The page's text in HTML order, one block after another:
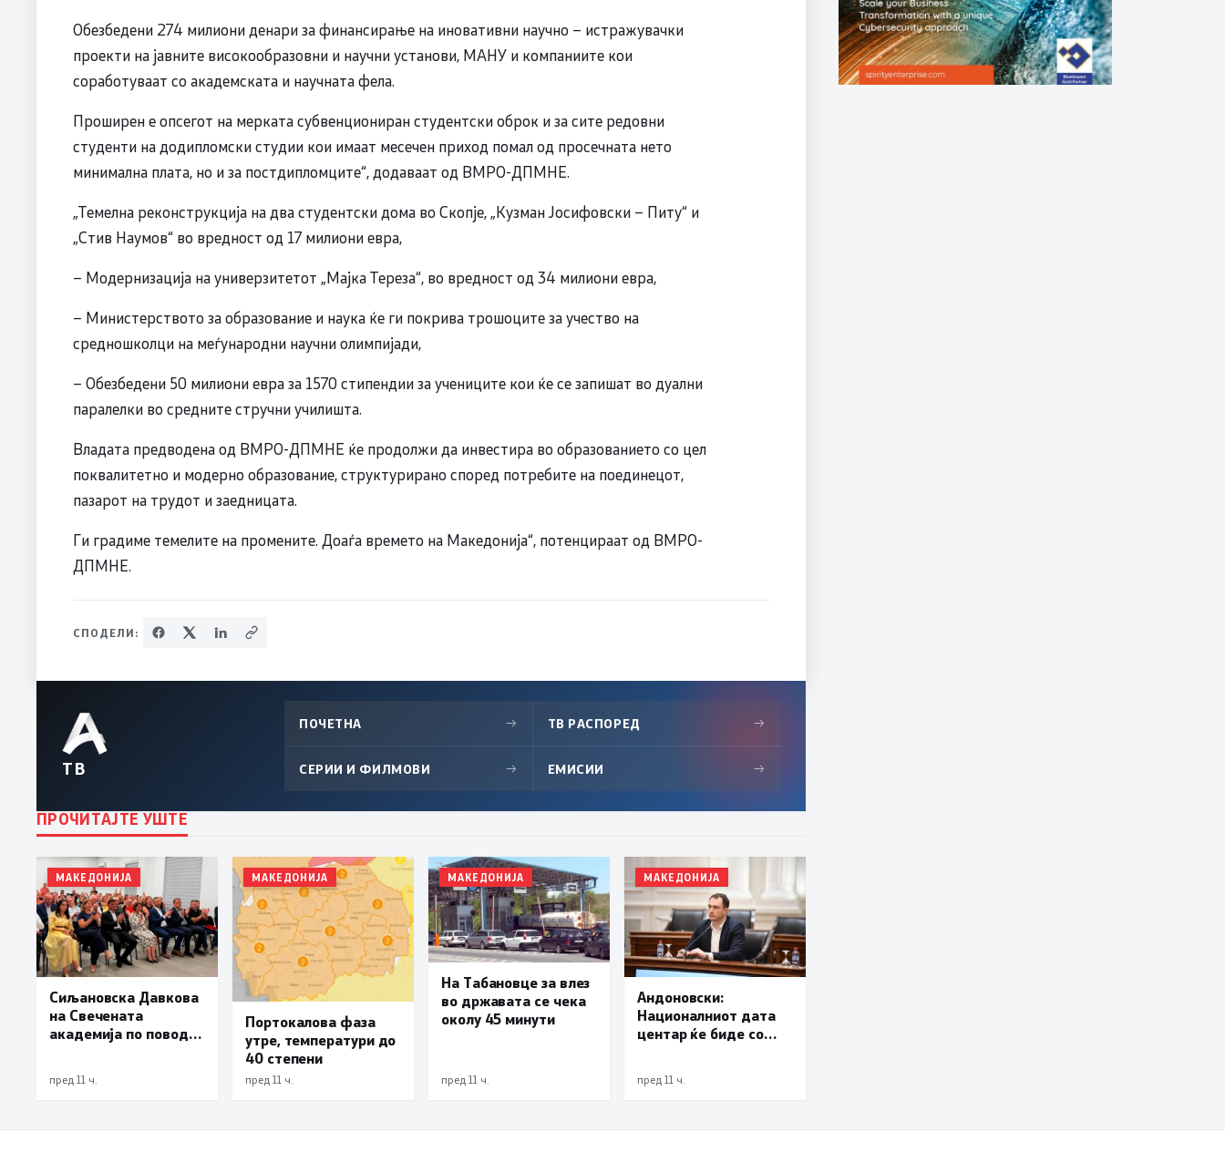
Обезбедени 274 милиони денари за финансирање на иновативни научно – истражувачки
проекти на јавните високообразовни и научни установи, МАНУ и компаниите кои
соработуваат со академската и научната фела.
Проширен е опсегот на мерката субвенциониран студентски оброк и за сите редовни
студенти на додипломски студии кои имаат месечен приход помал од просечната нето
минимална плата, но и за постдипломците“, додаваат од ВМРО-ДПМНЕ.
„Темелна реконструкција на два студентски дома во Скопје, „Кузман Јосифовски – Питу“ и
„Стив Наумов“ во вредност од 17 милиони евра,
– Модернизација на универзитетот „Мајка Тереза“, во вредност од 34 милиони евра,
– Министерството за образование и наука ќе ги покрива трошоците за учество на
средношколци на меѓународни научни олимпијади,
– Обезбедени 50 милиони евра за 1570 стипендии за учениците кои ќе се запишат во дуални
паралелки во средните стручни училишта.
Владата предводена од ВМРО-ДПМНЕ ќе продолжи да инвестира во образованието со цел
поквалитетно и модерно образование, структурирано според потребите на поединецот,
пазарот на трудот и заедницата.
Ги градиме темелите на промените. Доаѓа времето на Македонија“, потенцираат од ВМРО-
ДПМНЕ.
СПОДЕЛИ:
ТВ
ПОЧЕТНА → ТВ РАСПОРЕД →
СЕРИИ И ФИЛМОВИ → ЕМИСИИ →
ПРОЧИТАЈТЕ УШТЕ
МАКЕДОНИЈА
Сиљановска Давкова
на Свечената
академија по повод
пред 11 ч.
МАКЕДОНИЈА
Портокалова фаза
утре, температури до
40 степени
пред 11 ч.
МАКЕДОНИЈА
На Табановце за влез
во државата се чека
околу 45 минути
пред 11 ч.
МАКЕДОНИЈА
Андоновски:
Националниот дата
центар ќе биде со
исклучиво за
пред 11 ч.